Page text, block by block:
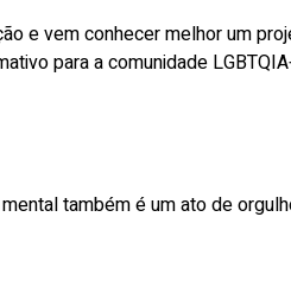
e vem conhecer melhor um
para a comunidade
também é um ato de